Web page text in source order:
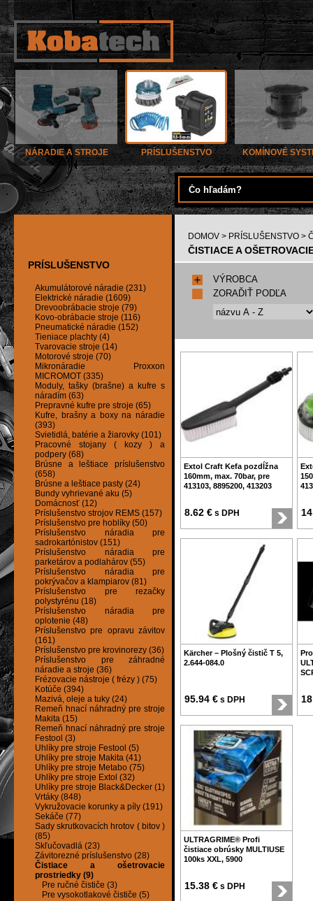
NÁRADIE A STROJE PRÍSLUŠENSTVO KOMÍNOVÉ
PRÍSLUŠENSTVO
Akumulátorové náradie (231)
Elektrické náradie (1609)
Drevoobrábacie stroje (79)
Kovo-obrábacie stroje (116)
Pneumatické náradie (152)
Tieniace plachty (4)
Tvarovacie stroje (14)
Motorové stroje (70)
Mikronáradie Proxxon
MICROMOT (335)
Moduly, tašky (brašne) a kufre s
náradím (63)
Prepravné kufre pre stroje (65)
Kufre, brašny a boxy na náradie
(393)
Svietidlá, batérie a žiarovky (101)
Pracovné stojany ( kozy ) a
podpery (68)
Brúsne a leštiace príslušenstvo
(658)
Brúsne a leštiace pasty (24)
Bundy vyhrievané aku (5)
Domácnosť (12)
Príslušenstvo strojov REMS (157)
Príslušenstvo pre hoblíky (50)
Príslušenstvo náradia pre
sadrokartónistov (151)
Príslušenstvo náradia pre
parketárov a podlahárov (55)
Príslušenstvo náradia pre
pokrývačov a klampiarov (81)
Príslušenstvo pre rezačky
polystyrénu (18)
Príslušenstvo náradia pre
oplotenie (48)
Príslušenstvo pre opravu závitov
(161)
Príslušenstvo pre krovinorezy (36)
Príslušenstvo pre záhradné
náradie a stroje (36)
Frézovacie nástroje ( frézy ) (75)
Kotúče (394)
Mazivá, oleje a tuky (24)
Remeň hnací náhradný pre stroje
Makita (15)
Remeň hnací náhradný pre stroje
Festool (3)
Uhlíky pre stroje Festool (5)
Uhlíky pre stroje Makita (41)
Uhlíky pre stroje Metabo (75)
Uhlíky pre stroje Extol (32)
Uhlíky pre stroje Black&Decker (1)
Vrtáky (848)
Vykružovacie korunky a píly (191)
Sekáče (77)
Sady skrutkovacích hrotov ( bitov )
(85)
Skľučovadlá (23)
Závitorezné príslušenstvo (28)
Čistiace a ošetrovacie
prostriedky (9)
Pre ručné čističe (3)
Pre vysokotlakové čističe (5)
DOMOV > PRÍSLUŠENSTVO >
ČISTIACE A
VÝROBCA
ZORAĎIŤ PODĽA
Extol Craft Kefa pozdĺžna
160mm, max. 70bar, pre
413103, 8895200, 413203
8.62 € s DPH
Kärcher – Plošný čistič T 5,
2.644-084.0
95.94 € s DPH
ULTRAGRIME® Profi
čistiace obrúsky MULTIUSE
100ks XXL, 5900
15.38 € s DPH